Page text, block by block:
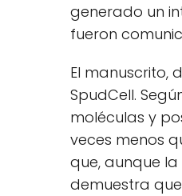
generado un
fueron
El manuscrito,
SpudCell.
moléculas y
veces menos
que, aunque
demuestra